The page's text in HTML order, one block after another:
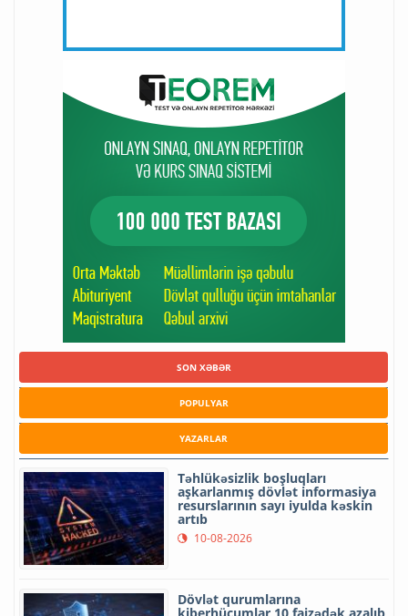
SON XƏBƏR
POPULYAR
YAZARLAR
Təhlükəsizlik boşluqları
aşkarlanmış dövlət informasiya
resurslarının sayı iyulda kəskin
artıb
10-08-2026
Dövlət qurumlarına